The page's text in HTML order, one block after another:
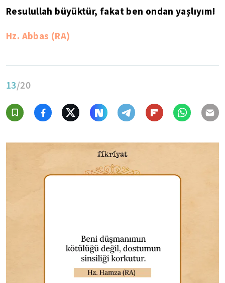
Resulullah büyüktür, fakat ben ondan yaşlıyım!
Hz. Abbas (RA)
13/20